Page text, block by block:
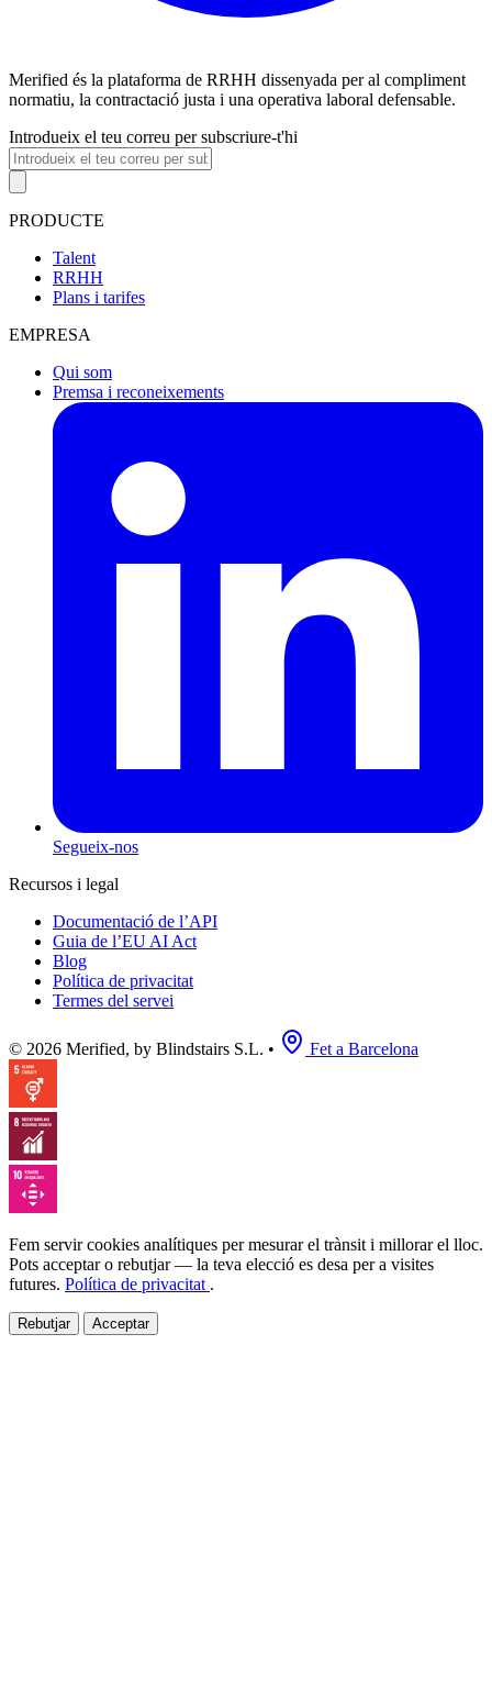
Merified és la plataforma de RRHH dissenyada per al compliment
normatiu, la contractació justa i una operativa laboral defensable.
Introdueix el teu correu per subscriure-t'hi
PRODUCTE
Talent
RRHH
Plans i tarifes
EMPRESA
Qui som
Premsa i reconeixements
Segueix-nos
Recursos i legal
Documentació de l’API
Guia de l’EU AI Act
Blog
Política de privacitat
Termes del servei
© 2026 Merified, by Blindstairs S.L. • Fet a Barcelona
Fem servir cookies analítiques per mesurar el trànsit i millorar el lloc.
Pots acceptar o rebutjar — la teva elecció es desa per a visites
futures. Política de privacitat .
Rebutjar Acceptar